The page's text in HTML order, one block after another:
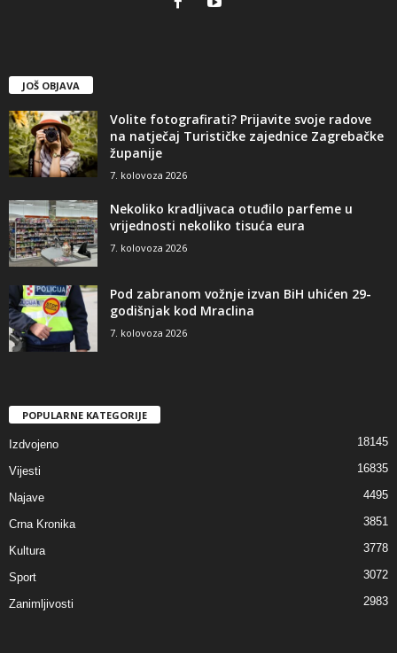
JOŠ OBJAVA
Volite fotografirati? Prijavite svoje radove
na natječaj Turističke zajednice Zagrebačke
županije
7. kolovoza 2026
Nekoliko kradljivaca otuđilo parfeme u
vrijednosti nekoliko tisuća eura
7. kolovoza 2026
Pod zabranom vožnje izvan BiH uhićen 29-
godišnjak kod Mraclina
7. kolovoza 2026
POPULARNE KATEGORIJE
Izdvojeno 18145
Vijesti 16835
Najave 4495
Crna Kronika 3851
Kultura 3778
Sport 3072
Zanimljivosti 2983